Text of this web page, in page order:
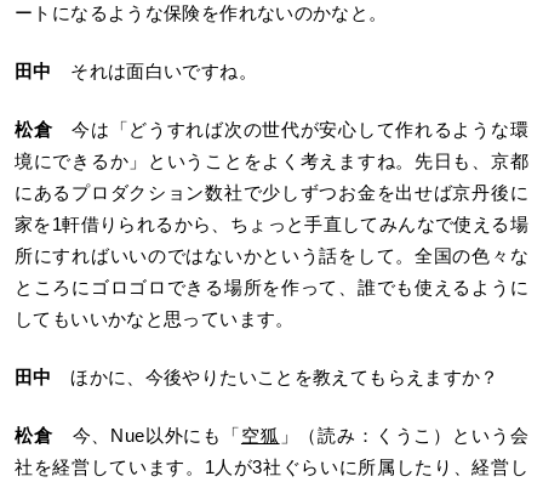
ートになるような保険を作れないのかなと。
田中 それは面白いですね。
松倉今は「どうすれば次の世代が安心して作れるような環
境にできるか」ということをよく考えますね。先日も、京都
にあるプロダクション数社で少しずつお金を出せば京丹後に
家を1軒借りられるから、ちょっと手直してみんなで使える場
所にすればいいのではないかという話をして。全国の色々な
ところにゴロゴロできる場所を作って、誰でも使えるように
してもいいかなと思っています。
田中 ほかに、今後やりたいことを教えてもらえますか？
松倉今、Nue以外にも「 空狐 」（読み：くうこ）という会
社を経営しています。1人が3社ぐらいに所属したり、経営し